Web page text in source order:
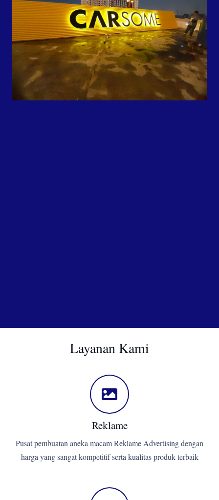
Layanan Kami
Reklame
Pusat pembuatan aneka macam Reklame Advertising dengan
harga yang sangat kompetitif serta kualitas produk terbaik